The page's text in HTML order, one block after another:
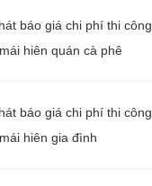
báo giá chi phí thi công
hiên quán cà phê
báo giá chi phí thi công
hiên gia đình